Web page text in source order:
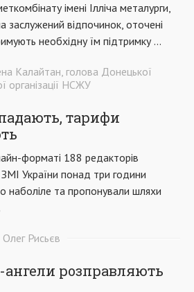
імені Ілліча металурги,
заслужений відпочинок, оточені
необхідну їм підтримку ...
Калайтан, голова Донецької
організації НСЖУ
тарифи
форматі 188 редакторів
України понад три години
наболіле та пропонували шляхи
Олег Рисьєв
ангели розправляють